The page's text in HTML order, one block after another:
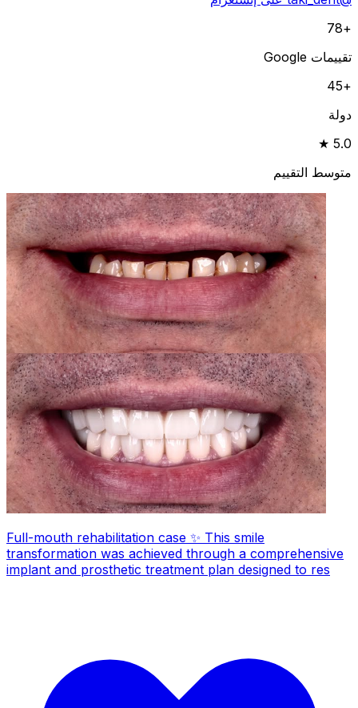
+78
تقييمات Google
+45
دولة
5.0 ★
متوسط التقييم
Full-mouth rehabilitation case ✨ This smile
transformation was achieved through a comprehensive
implant and prosthetic treatment plan designed to res